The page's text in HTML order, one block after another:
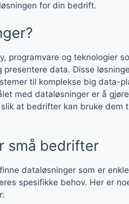
for din bedrift.
programvare og teknologier
data. Disse
til komplekse big data-
med dataløsninger er å
at bedrifter kan bruke dem
små bedrifter
dataløsninger som er
spesifikke behov. Her er